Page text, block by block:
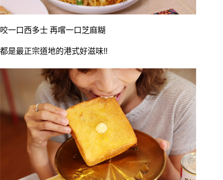
咬一口西多士 再嚐一口芝麻糊
都是最正宗道地的港式好滋味!!